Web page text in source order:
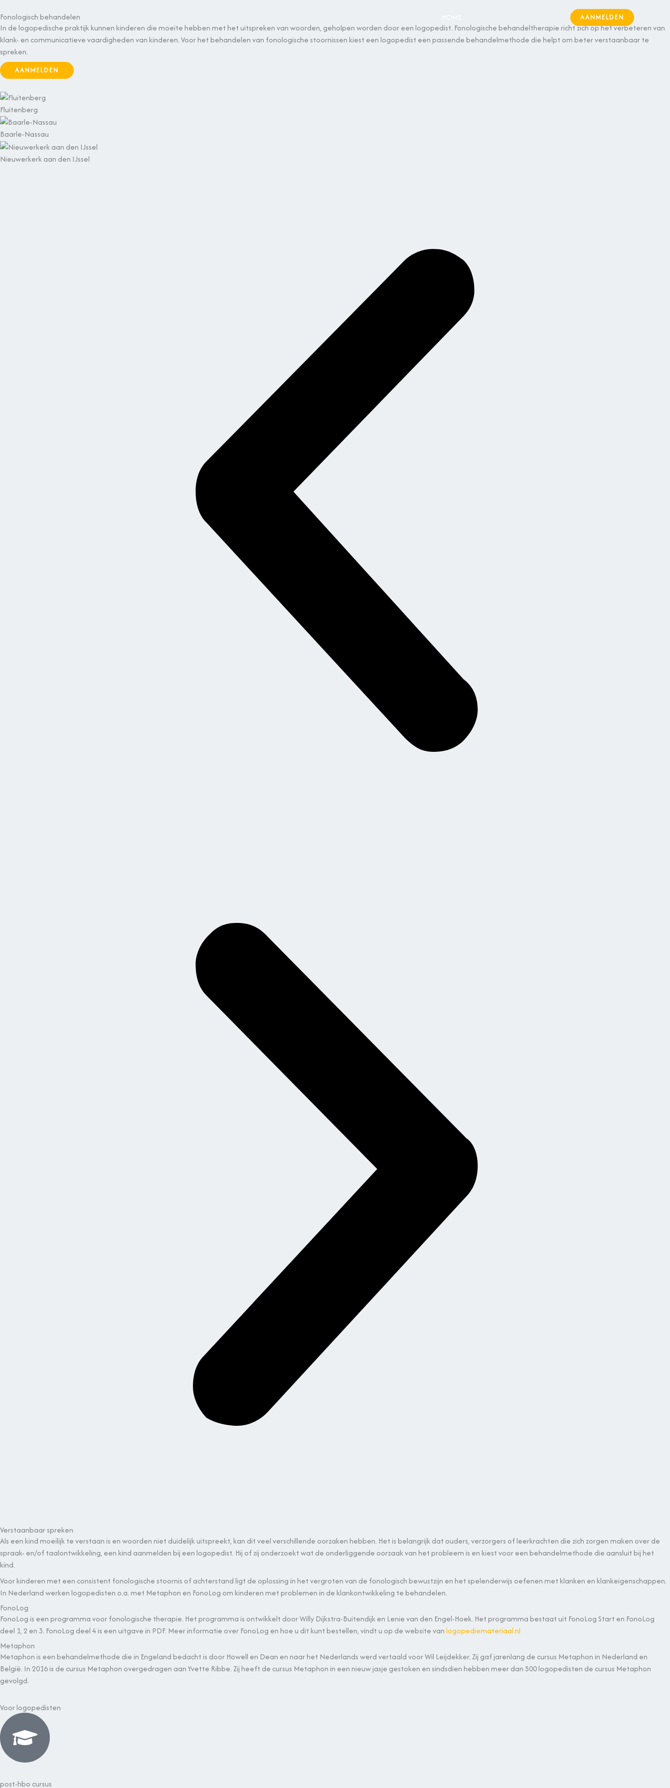
naar
de
inhoud
AANMELDEN
Fonologisch behandelen
In de logopedische praktijk kunnen kinderen die moeite hebben met het uitspreken van woorden, geholpen worden door een logopedist. Fonologische behandeltherapie richt zich op het verbeteren van
klank- en communicatieve vaardigheden van kinderen. Voor het behandelen van fonologische stoornissen kiest een logopedist een passende behandelmethode die helpt om beter verstaanbaar te
spreken.
AANMELDEN
Fluitenberg
Baarle-Nassau
Nieuwerkerk aan den IJssel
Verstaanbaar spreken
Als een kind moeilijk te verstaan is en woorden niet duidelijk uitspreekt, kan dit veel verschillende oorzaken hebben. Het is belangrijk dat ouders, verzorgers of leerkrachten die zich zorgen maken over de
spraak- en/of taalontwikkeling, een kind aanmelden bij een logopedist. Hij of zij onderzoekt wat de onderliggende oorzaak van het probleem is en kiest voor een behandelmethode die aansluit bij het
kind.
Voor kinderen met een consistent fonologische stoornis of achterstand ligt de oplossing in het vergroten van de fonologisch bewustzijn en het spelenderwijs oefenen met klanken en klankeigenschappen.
In Nederland werken logopedisten o.a. met Metaphon en FonoLog om kinderen met problemen in de klankontwikkeling te behandelen.
FonoLog
FonoLog is een programma voor fonologische therapie. Het programma is ontwikkelt door Willy Dijkstra-Buitendijk en Lenie van den Engel-Hoek. Het programma bestaat uit FonoLog Start en FonoLog
deel 1, 2 en 3. FonoLog deel 4 is een uitgave in PDF. Meer informatie over FonoLog en hoe u dit kunt bestellen, vindt u op de website vanlogopediemateriaal.nl
Metaphon
Metaphon is een behandelmethode die in Engeland bedacht is door Howell en Dean en naar het Nederlands werd vertaald voor Wil Leijdekker. Zij gaf jarenlang de cursus Metaphon in Nederland en
België. In 2016 is de cursus Metaphon overgedragen aan Yvette Ribbe. Zij heeft de cursus Metaphon in een nieuw jasje gestoken en sindsdien hebben meer dan 500 logopedisten de cursus Metaphon
gevolgd.
Voor logopedisten
post-hbo cursus